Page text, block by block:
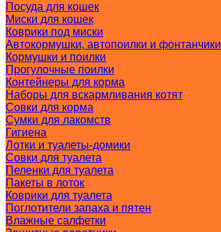
Посуда для кошек
Миски для кошек
Коврики под миски
Автокормушки, автопоилки и фонтанчики
Кормушки и поилки
Прогулочные поилки
Контейнеры для корма
Наборы для вскармливания котят
Совки для корма
Сумки для лакомств
Гигиена
Лотки и туалеты-домики
Совки для туалета
Пеленки для туалета
Пакеты в лоток
Коврики для туалета
Поглотители запаха и пятен
Влажные салфетки